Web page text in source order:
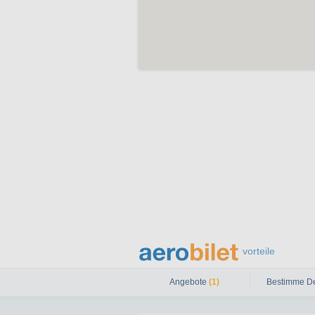
vorteile
Angebote (1) Bestimme